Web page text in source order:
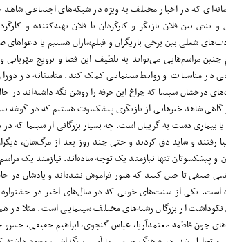
که در اخبار مختلف به ویژه در شبکه‌های اجتماعی
تنش بین فلان بازیگر و کارگردان یا فلان تهیه‌کننده و
شغلی بین برخی بازیگران و فیلم‌سازان هستیم یا
چنین مراسم‌هایی می‌تواند به تلطیف این فضا و ترویج
در مناسبات و روابط سینمایی کمک کند. متاسفانه در
درخشان سینما که چراغ این حرفه را روشن نگه داشته‌اند در
گاهی شاهد خبرهایی از بازیگری پیشکسوت هستیم که در گوشه
بیماری دست به گریبان است. چه بسیار بزرگانی از سینما که
رفتند و شاید دق کردند و حتی چند روز بعد از مرگ‌شان،
و پیشکسوتان تنها نیازمند یک توجه ساده‌اند. نیازمند یک
صنفی تا حس کنند که هنوز فراموش نشده‌اند و یادشان در
است. یکی از سنت‌های خوبی که در سال‌های اخیر در جشنواره
نکوداشت از بزرگان رشته‌های مختلف سینمایی است. مثلا در
چون فاطمه معتمدآریا، عباس گنجوی، ابراهیم حقیقی، خسرو